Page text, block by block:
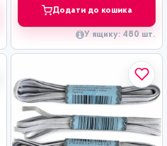
Додати до кошика
У ящику: 480 шт.